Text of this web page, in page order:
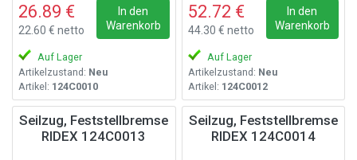
26.89 €
22.60 € netto
In den
Warenkorb
Auf Lager
Artikelzustand: Neu
Artikel: 124C0010
52.72 €
44.30 € netto
In den
Warenkorb
Auf Lager
Artikelzustand: Neu
Artikel: 124C0012
Seilzug, Feststellbremse
RIDEX 124C0013
Seilzug, Feststellbremse
RIDEX 124C0014